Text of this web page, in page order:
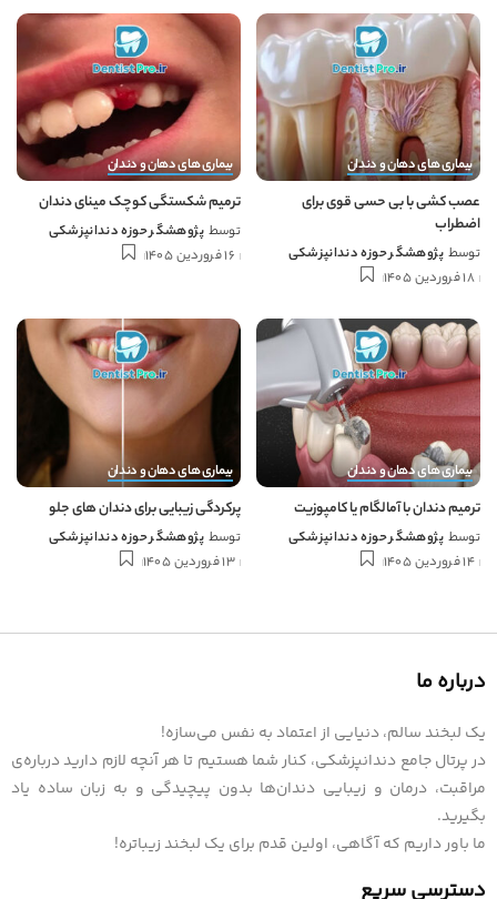
بیماری های دهان و دندان
عصب کشی با بی حسی قوی برای
اضطراب
توسط پژوهشگر حوزه دندانپزشکی
18 فروردین 1405
بیماری های دهان و دندان
ترمیم شکستگی کوچک مینای دندان
توسط پژوهشگر حوزه دندانپزشکی
16 فروردین 1405
بیماری های دهان و دندان
ترمیم دندان با آمالگام یا کامپوزیت
توسط پژوهشگر حوزه دندانپزشکی
14 فروردین 1405
بیماری های دهان و دندان
پرکردگی زیبایی برای دندان های جلو
توسط پژوهشگر حوزه دندانپزشکی
13 فروردین 1405
درباره ما
یک لبخند سالم، دنیایی از اعتماد به نفس می‌سازه!
در پرتال جامع دندانپزشکی، کنار شما هستیم تا هر آنچه لازم دارید درباره‌ی
مراقبت، درمان و زیبایی دندان‌ها بدون پیچیدگی و به زبان ساده یاد
بگیرید.
ما باور داریم که آگاهی، اولین قدم برای یک لبخند زیباتره!
دسترسی سریع